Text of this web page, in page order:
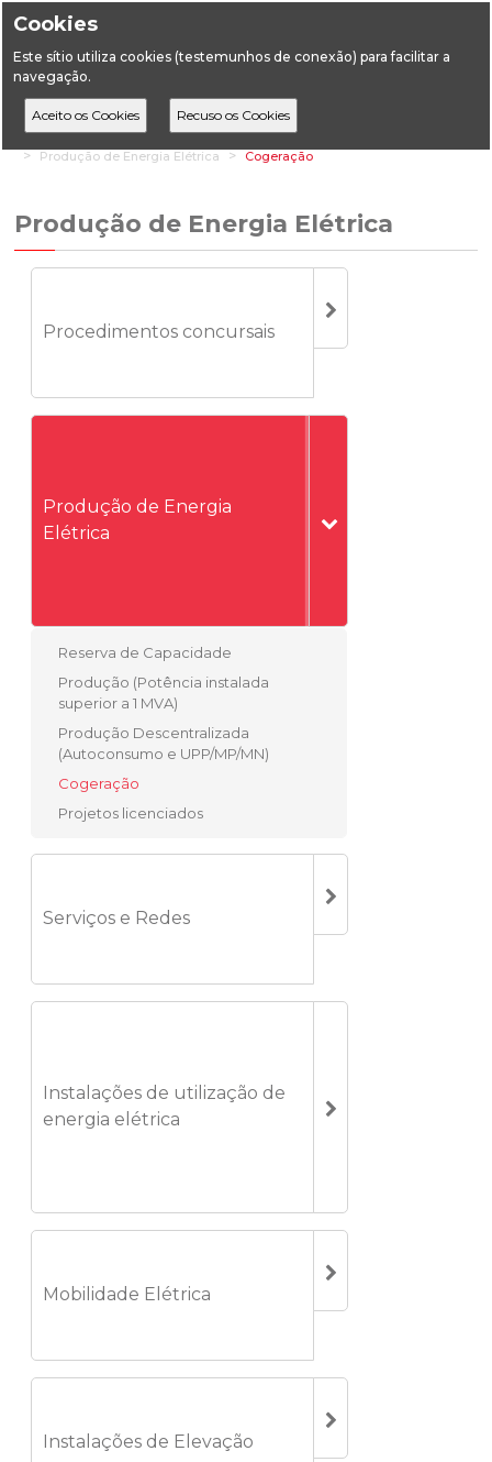
Cookies
Este sítio utiliza cookies (testemunhos de conexão) para facilitar a
navegação.
HomeÁreas Setoriais Energia
Energia Elétrica
Produção de Energia Elétrica
Cogeração
Produção de Energia Elétrica
Procedimentos concursais
Produção de Energia
Elétrica
Reserva de Capacidade
Produção (Potência instalada
superior a 1 MVA)
Produção Descentralizada
(Autoconsumo e UPP/MP/MN)
Cogeração
Projetos licenciados
Serviços e Redes
Instalações de utilização de
energia elétrica
Mobilidade Elétrica
Instalações de Elevação